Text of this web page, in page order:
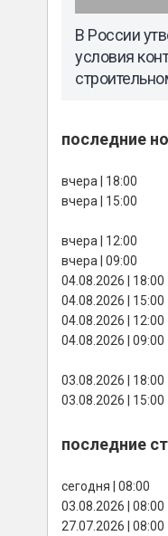
В России
условия
последние
вчера | 18:00
вчера | 15:00
вчера | 12:00
вчера | 09:00
04.08.2026 | 18:00
04.08.2026 | 15:00
04.08.2026 | 12:00
04.08.2026 | 09:00
03.08.2026 | 18:00
03.08.2026 | 15:00
последние
сегодня | 08:00
03.08.2026 | 08:00
27.07.2026 | 08:00